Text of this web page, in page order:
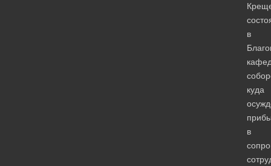
в
куда
в